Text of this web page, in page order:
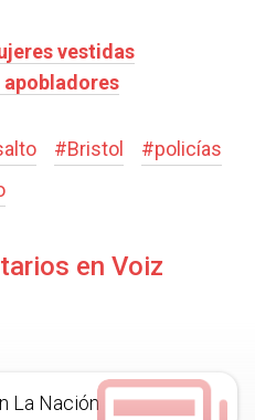
vestidas
#Bristol #policías
en Voiz
La Nación